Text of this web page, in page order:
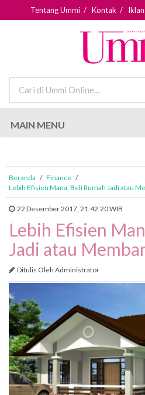
Tentang Ummi / Kontak / Iklan
MAIN MENU
Beranda / Finance /
Lebih Efisien Mana, Beli Rumah Jadi atau
22 Desember 2017, 21:42:20 WIB
Lebih Efisien
Jadi atau
Ditulis Oleh Administrator